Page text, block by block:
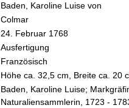
Baden, Karoline Luise von
Colmar
24. Februar 1768
Ausfertigung
Französisch
Höhe ca. 32,5 cm, Breite ca. 20
Baden, Karoline Luise;
Naturaliensammlerin, 1723 -